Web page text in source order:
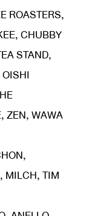
ROASTERS,
CHUBBY
STAND,
ZEN, WAWA
MILCH, TIM